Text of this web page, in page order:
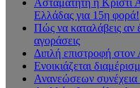
Ασταμάτητη η Κρίστι
Ελλάδας για 15η φορά!
Πώς να καταλάβεις αν
αγοράσεις
Διπλή επιστροφή
Ενοικιάζεται
Ανανεώσεων συνέχεια